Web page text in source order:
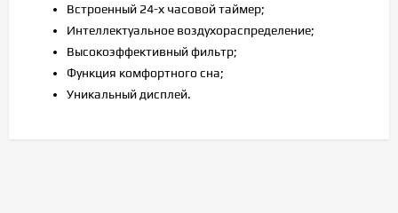
Встроенный 24-х часовой таймер;
Интеллектуальное воздухораспределение;
Высокоэффективный фильтр;
Функция комфортного сна;
Уникальный дисплей.